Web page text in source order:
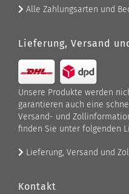
Alle Zahlungsarten und
Lieferung, Versand
Unsere Produkte werden
garantieren auch eine
Versand- und
finden Sie unter folgenden
Lieferung, Versand und
Kontakt